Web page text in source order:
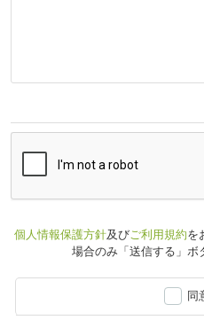
個人情報保護方針及びご利用規約を
場合のみ「送信する」ボ
同